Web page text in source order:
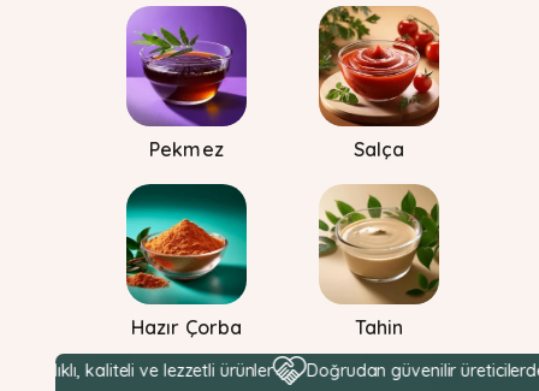
Pekmez Salça
Hazır Çorba Tahin
ve lezzetli ürünler Doğrudan güvenilir üreticilerden